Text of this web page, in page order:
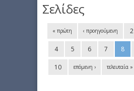
Σελίδες
« πρώτη ‹ προηγούμενη 2
4 5 6 7 8
10 επόμενη › τελευταία »